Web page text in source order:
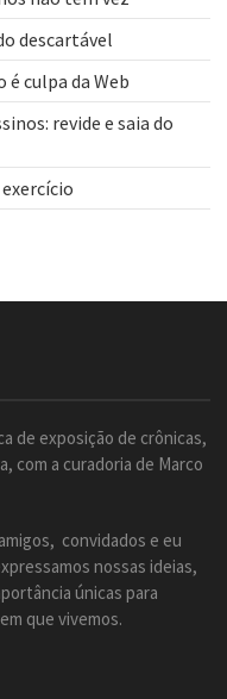
descartável
culpa da Web
revide e saia do
de exposição de crônicas,
com a curadoria de Marco
convidados e eu
nossas ideias,
únicas para
que vivemos.